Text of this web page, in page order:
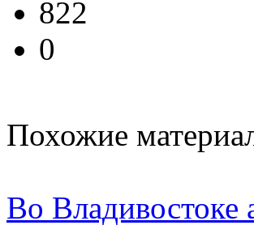
822
0
Похожие
Во Владивостоке